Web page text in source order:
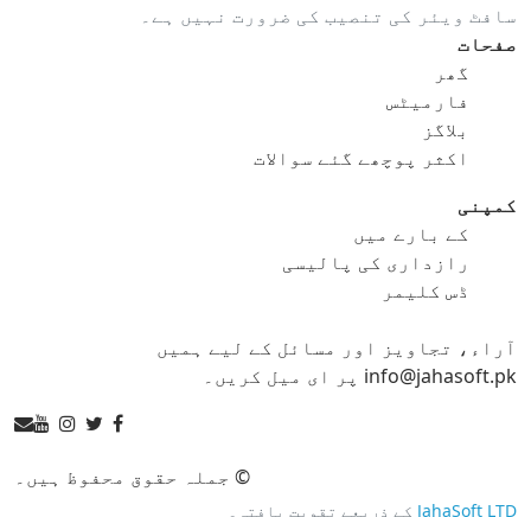
gif کو ico
gif کو png
gif کو tga
ico کو bmp
ico کو gif ico کو jpg
سافٹ ویئر کی تنصیب کی ضرورت نہیں ہے۔
صفحات
گھر
فارمیٹس
بلاگز
اکثر پوچھے گئے سوالات
کمپنی
کے بارے میں
رازداری کی پالیسی
ڈس کلیمر
آراء، تجاویز اور مسائل کے لیے ہمیں
info@jahasoft.pk پر ای میل کریں۔
© جملہ حقوق محفوظ ہیں۔
JahaSoft LTD کے ذریعے تقویت یافتہ۔